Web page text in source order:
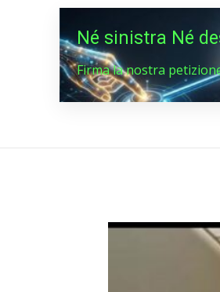
Né sinistra Né
Firma la nostra